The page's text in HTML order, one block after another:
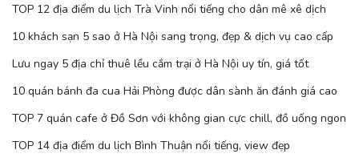
TOP 12 địa điểm du lịch Trà Vinh nổi tiếng cho dân mê xê dịch
10 khách sạn 5 sao ở Hà Nội sang trọng, đẹp & dịch vụ cao cấp
Lưu ngay 5 địa chỉ thuê lều cắm trại ở Hà Nội uy tín, giá tốt
10 quán bánh đa cua Hải Phòng được dân sành ăn đánh giá cao
TOP 7 quán cafe ở Đồ Sơn với không gian cực chill, đồ uống ngon
TOP 14 địa điểm du lịch Bình Thuận nổi tiếng, view đẹp